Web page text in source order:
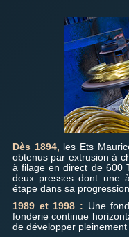
Dès 1894, les Ets
obtenus par extrusion à
à filage en direct de 600
deux presses dont une
étape dans sa progression.
1989 et 1998 : Une
fonderie continue
de développer pleinement